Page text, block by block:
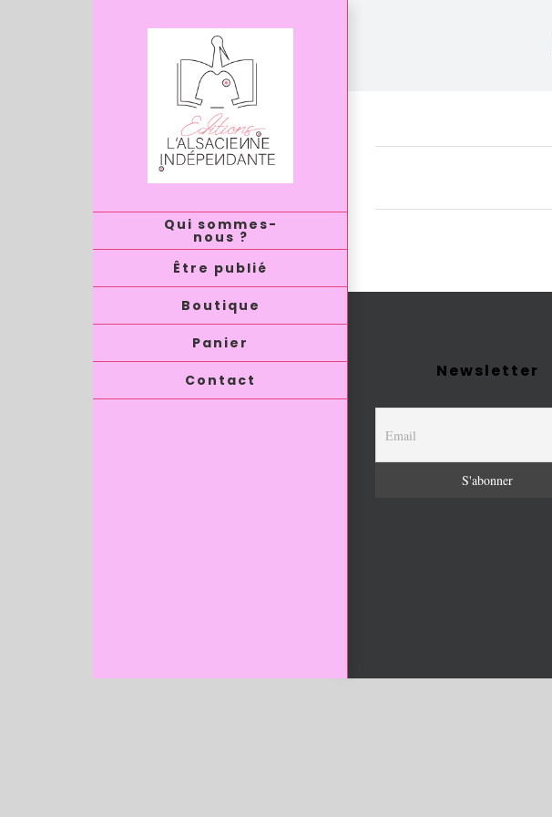
Qui sommes-
nous ?
Être publié
Boutique
Panier
Contact Newsletter